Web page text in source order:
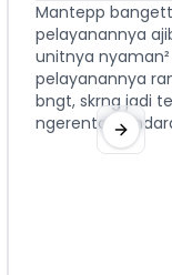
Mantepp
pelayanannya
unitnya
pelayanannya
bngt, skrng jadi
ngerental